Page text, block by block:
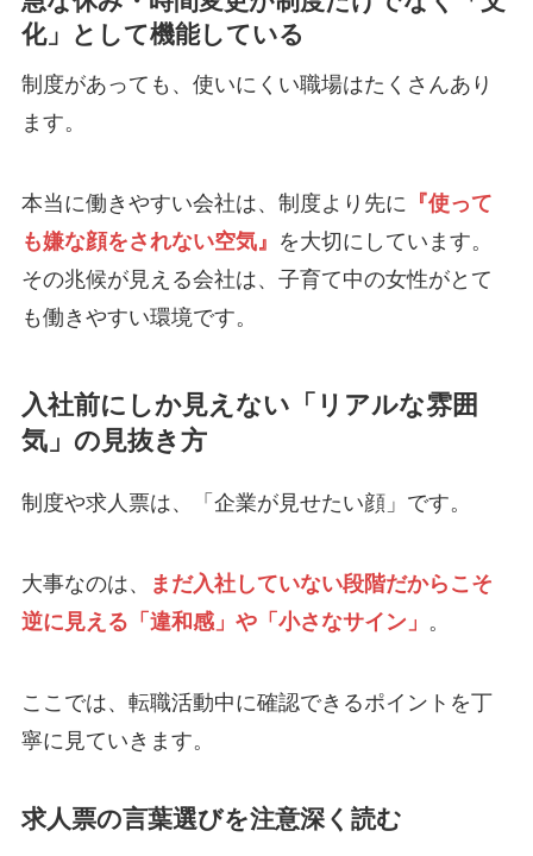
化」として機能している
制度があっても、使いにくい職場はたくさんあり
ます。
本当に働きやすい会社は、制度より先に 『使って
も嫌な顔をされない空気』 を大切にしています。
その兆候が見える会社は、子育て中の女性がとて
も働きやすい環境です。
入社前にしか見えない「リアルな雰囲
気」の見抜き方
制度や求人票は、「企業が見せたい顔」です。
大事なのは、
まだ入社していない段階だからこそ
逆に見える「違和感」や「小さなサイン」 。
ここでは、転職活動中に確認できるポイントを丁
寧に見ていきます。
求人票の言葉選びを注意深く読む